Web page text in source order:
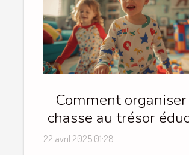
Comment
chasse au trésor
pour enfants à la
22 avril 2025 01:28